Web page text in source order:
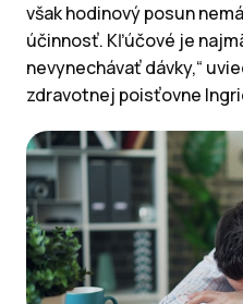
však hodinový posun
účinnosť. Kľúčové je
nevynechávať dávky,“
zdravotnej poisťovne